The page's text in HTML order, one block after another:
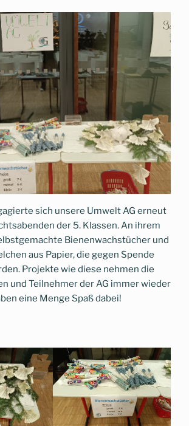
sich unsere Umwelt AG erneut
der 5. Klassen. An ihrem
Bienenwachstücher und
aus Papier, die gegen Spende
Projekte wie diese nehmen die
und Teilnehmer der AG immer wieder
eine Menge Spaß dabei!